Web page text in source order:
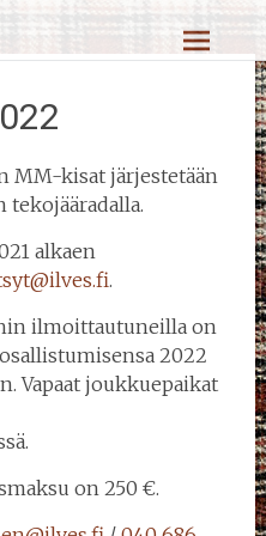
MM-kisat järjestetään
tekojääradalla.
alkaen
.
ilmoittautuneilla on
2022
Vapaat joukkuepaikat
on 250 €.